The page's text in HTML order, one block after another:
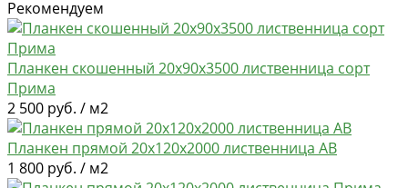
Рекомендуем
Планкен скошенный 20х90х3500 лиственница сорт
Прима
2 500 руб. / м2
Планкен прямой 20х120х2000 лиственница AB
1 800 руб. / м2